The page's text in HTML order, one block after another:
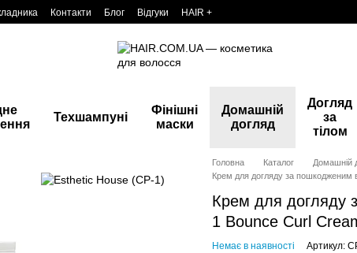
Контакти Блог Відгуки HAIR +
Техшампуні
Фінішні
маски
Домашній
догляд
Догляд
за
тілом
Головна Каталог Домашній
Крем для догляду за
Крем для догляду
1 Bounce Curl
Немає в наявності Артикул: